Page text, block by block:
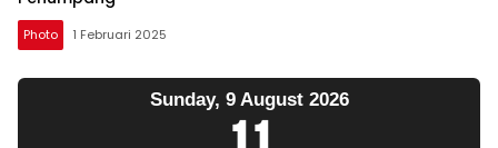
Photo 1 Februari 2025
Sunday, 9 August 2026